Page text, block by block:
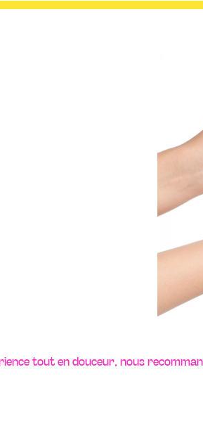
tout en douceur, nous